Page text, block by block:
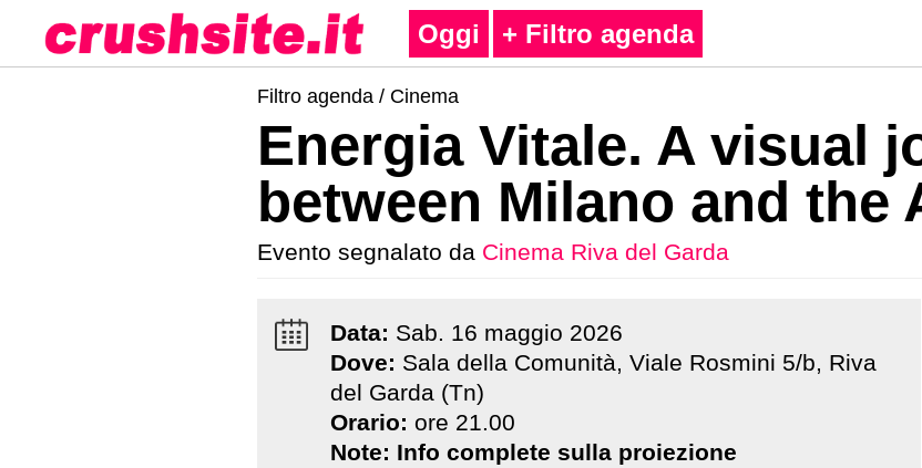
Oggi + Filtro agenda
Filtro agenda / Cinema
Energia Vitale. A visual
between Milano and the
Evento segnalato da Cinema Riva del Garda
Data: Sab. 16 maggio 2026
Dove: Sala della Comunità, Viale Rosmini 5/b, Riva
del Garda (Tn)
Orario: ore 21.00
Note: Info complete sulla proiezione